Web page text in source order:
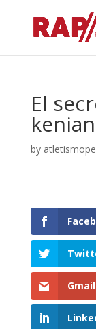
El
by
Gmail